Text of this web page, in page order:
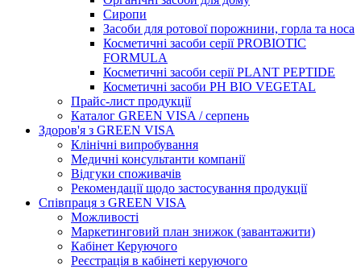
Сиропи
Засоби для ротової порожнини, горла та носа
Косметичні засоби серії PROBIOTIC
FORMULA
Косметичні засоби серії PLANT PEPTIDE
Косметичні засоби PH BIO VEGETAL
Прайс-лист продукції
Каталог GREEN VISA / серпень
Здоров'я з GREEN VISA
Клінічні випробування
Медичні консультанти компанії
Відгуки споживачів
Рекомендації щодо застосування продукції
Співпраця з GREEN VISA
Можливості
Маркетинговий план знижок (завантажити)
Кабінет Керуючого
Реєстрація в кабінеті керуючого